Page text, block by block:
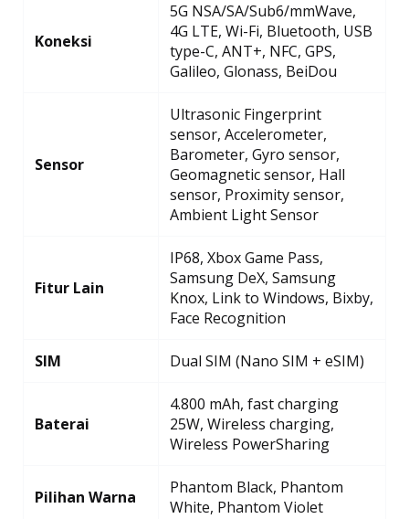
Koneksi
5G NSA/SA/Sub6/mmWave,
4G LTE, Wi-Fi, Bluetooth, USB
type-C, ANT+, NFC, GPS,
Galileo, Glonass, BeiDou
Sensor
Ultrasonic Fingerprint
sensor, Accelerometer,
Barometer, Gyro sensor,
Geomagnetic sensor, Hall
sensor, Proximity sensor,
Ambient Light Sensor
Fitur Lain
IP68, Xbox Game Pass,
Samsung DeX, Samsung
Knox, Link to Windows, Bixby,
Face Recognition
SIM Dual SIM (Nano SIM + eSIM)
Baterai
4.800 mAh, fast charging
25W, Wireless charging,
Wireless PowerSharing
Pilihan Warna
Phantom Black, Phantom
White, Phantom Violet